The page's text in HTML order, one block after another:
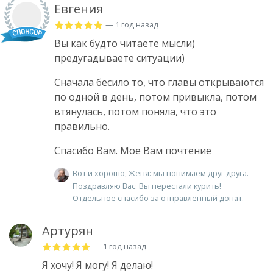
Евгения
— 1 год назад
Вы как будто читаете мысли)
предугадываете ситуации)
Сначала бесило то, что главы открываются
по одной в день, потом привыкла, потом
втянулась, потом поняла, что это
правильно.
Спасибо Вам. Мое Вам почтение
Вот и хорошо, Женя: мы понимаем друг друга.
Поздравляю Вас: Вы перестали курить!
Отдельное спасибо за отправленный донат.
Артурян
— 1 год назад
Я хочу! Я могу! Я делаю!